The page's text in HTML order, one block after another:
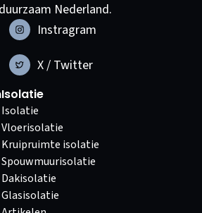
Nederland.
Instragram
X / Twitter
Isolatie
Isolatie
Vloerisolatie
Kruipruimte isolatie
Spouwmuurisolatie
Dakisolatie
Glasisolatie